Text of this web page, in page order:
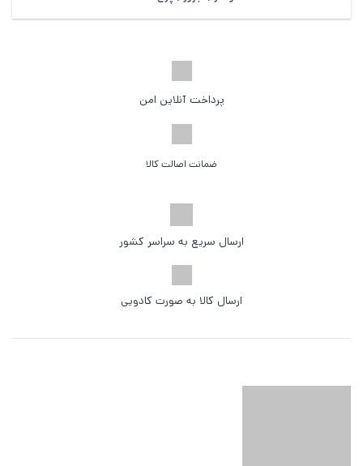
پرداخت آنلاین امن
ضمانت اصالت کالا
ارسال سریع به سراسر کشور
ارسال کالا به صورت کادویی